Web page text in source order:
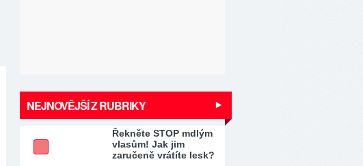
NEJNOVĚJŠÍ Z RUBRIKY
Řekněte STOP mdlým
vlasům! Jak jim
zaručeně vrátíte lesk?